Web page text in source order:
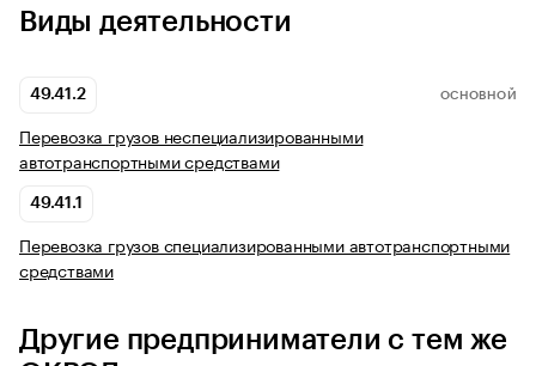
Виды деятельности
49.41.2 ОСНОВНОЙ
Перевозка грузов неспециализированными
автотранспортными средствами
49.41.1
Перевозка грузов специализированными автотранспортными
средствами
Другие предприниматели с тем же